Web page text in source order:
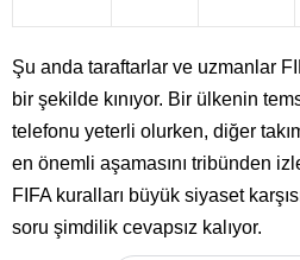
Şu anda taraftarlar ve uzmanlar
bir şekilde kınıyor. Bir ülkenin
telefonu yeterli olurken, diğer
en önemli aşamasını tribünden
FIFA kuralları büyük siyaset
soru şimdilik cevapsız kalıyor.